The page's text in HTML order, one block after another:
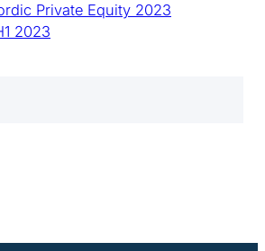
Private Equity 2023
2023